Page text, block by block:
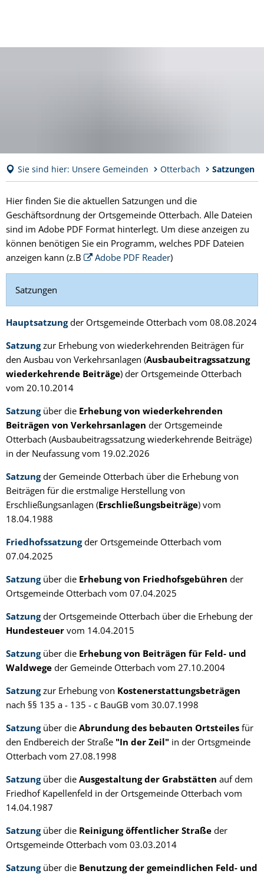
Sie sind hier: Unsere Gemeinden Otterbach Satzungen
Satzungen
Hier finden Sie die aktuellen Satzungen und die
Geschäftsordnung der Ortsgemeinde Otterbach. Alle Dateien
sind im Adobe PDF Format hinterlegt. Um diese anzeigen zu
können benötigen Sie ein Programm, welches PDF Dateien
anzeigen kann (z.B
Adobe PDF Reader)
Satzungen
Hauptsatzungder Ortsgemeinde Otterbach vom 08.08.2024
Satzungzur Erhebung von wiederkehrenden Beiträgen für
den Ausbau von Verkehrsanlagen (Ausbaubeitragssatzung
wiederkehrende Beiträge) der Ortsgemeinde Otterbach
vom 20.10.2014
Satzung über die Erhebung von wiederkehrenden
Beiträgen von Verkehrsanlagen der Ortsgemeinde
Otterbach (Ausbaubeitragssatzung wiederkehrende Beiträge)
in der Neufassung vom 19.02.2026
Satzungder Gemeinde Otterbach über die Erhebung von
Beiträgen für die erstmalige Herstellung von
Erschließungsanlagen (Erschließungsbeiträge) vom
18.04.1988
Friedhofssatzungder Ortsgemeinde Otterbach vom
07.04.2025
Satzung über die Erhebung von Friedhofsgebühren der
Ortsgemeinde Otterbach vom 07.04.2025
Satzungder Ortsgemeinde Otterbach über die Erhebung der
Hundesteuer vom 14.04.2015
Satzungüber die Erhebung von Beiträgen für Feld- und
Waldwege der Gemeinde Otterbach vom 27.10.2004
Satzungzur Erhebung von Kostenerstattungsbeträgen
nach §§ 135 a - 135 - c BauGB vom 30.07.1998
Satzungüber die Abrundung des bebauten Ortsteiles für
den Endbereich der Straße "In der Zeil" in der Ortsgmeinde
Otterbach vom 27.08.1998
Satzungüber die Ausgestaltung der Grabstätten auf dem
Friedhof Kapellenfeld in der Ortsgemeinde Otterbach vom
14.04.1987
Satzungüber die Reinigung öffentlicher Straße der
Ortsgemeinde Otterbach vom 03.03.2014
Satzungüber die Benutzung der gemeindlichen Feld- und